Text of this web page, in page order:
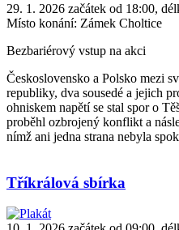
29. 1. 2026 začátek od 18:00,
Místo konání: Zámek Choltice
Bezbariérový vstup na akci
Československo a Polsko mezi
republiky, dva sousedé a jejich
ohniskem napětí se stal spor o
proběhl ozbrojený konflikt a
nímž ani jedna strana nebyla
Tříkrálová sbírka